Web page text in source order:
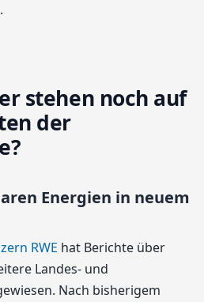
stehen noch auf
der
Energien in neuem
RWE hat Berichte über
Landes- und
Nach bisherigem